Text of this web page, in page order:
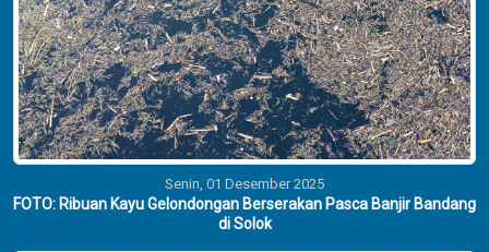
Senin, 01 Desember 2025
FOTO: Ribuan Kayu Gelondongan Berserakan Pasca Banjir Bandang
di Solok